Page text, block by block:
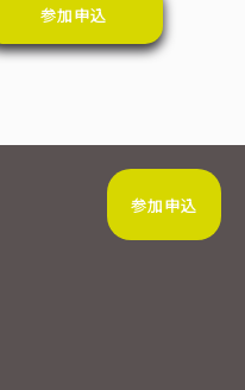
参加申込
参加申込